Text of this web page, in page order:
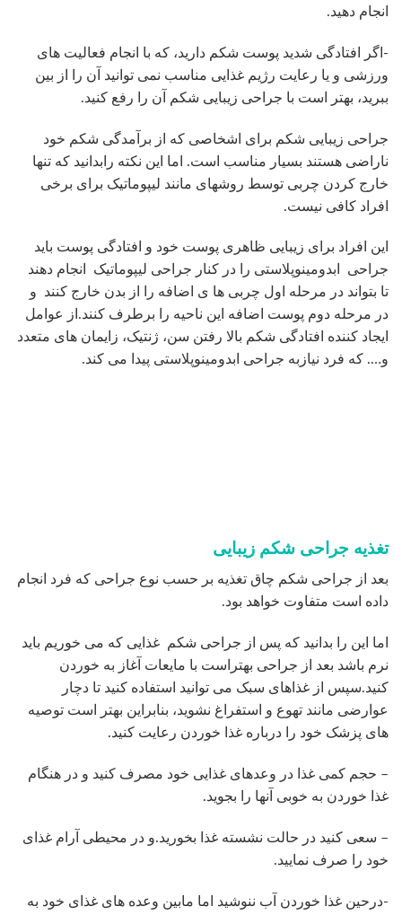
انجام دهید.
-اگر افتادگی شدید پوست شکم دارید، که با انجام فعالیت های
ورزشی و یا رعایت رژیم غذایی مناسب نمی توانید آن را از بین
ببرید، بهتر است با جراحی زیبایی شکم آن را رفع کنید.
جراحی زیبایی شکم برای اشخاصی که از برآمدگی شکم خود
ناراضی هستند بسیار مناسب است. اما این نکته رابدانید که تنها
خارج کردن چربی توسط روشهای مانند لیپوماتیک برای برخی
افراد کافی نیست.
این افراد برای زیبایی ظاهری پوست خود و افتادگی پوست باید
جراحی ابدومینوپلاستی را در کنار جراحی لیپوماتیک انجام دهند
تا بتواند در مرحله اول چربی ها ی اضافه را از بدن خارج کنند و
در مرحله دوم پوست اضافه این ناحیه را برطرف کنند.از عوامل
ایجاد کننده افتادگی شکم بالا رفتن سن، ژنتیک، زایمان های متعدد
و…. که فرد نیازبه جراحی ابدومینوپلاستی پیدا می کند.
تغذیه جراحی شکم زیبایی
بعد از جراحی شکم چاق تغذیه بر حسب نوع جراحی که فرد انجام
داده است متفاوت خواهد بود.
اما این را بدانید که پس از جراحی شکم غذایی که می خوریم باید
نرم باشد بعد از جراحی بهتراست با مایعات آغاز به خوردن
کنید.سپس از غذاهای سبک می توانید استفاده کنید تا دچار
عوارضی مانند تهوع و استفراغ نشوید، بنابراین بهتر است توصیه
های پزشک خود را درباره غذا خوردن رعایت کنید.
– حجم کمی غذا در وعدهای غذایی خود مصرف کنید و در هنگام
غذا خوردن به خوبی آنها را بجوید.
– سعی کنید در حالت نشسته غذا بخورید.و در محیطی آرام غذای
خود را صرف نمایید.
-درحین غذا خوردن آب ننوشید اما مابین وعده های غذای خود به